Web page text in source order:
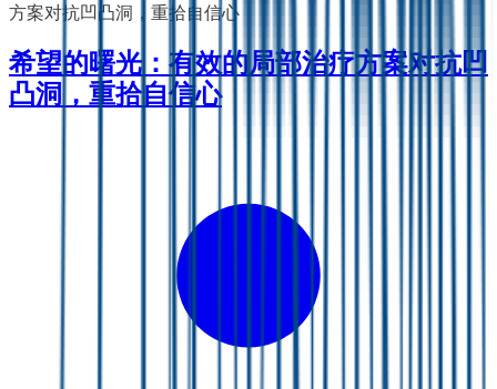
方案对抗凹凸洞，重拾自信心
希望的曙光：有效的局部治疗方案对抗凹
凸洞，重拾自信心